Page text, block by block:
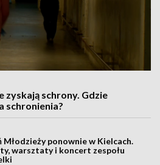
schrony. Gdzie
schronienia?
Młodzieży ponownie w Kielcach.
warsztaty i koncert zespołu